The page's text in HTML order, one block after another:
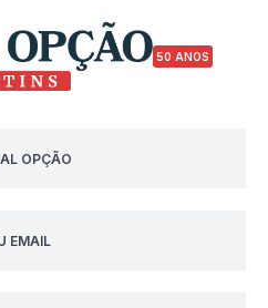
50 ANOS
OPÇÃO
EMAIL